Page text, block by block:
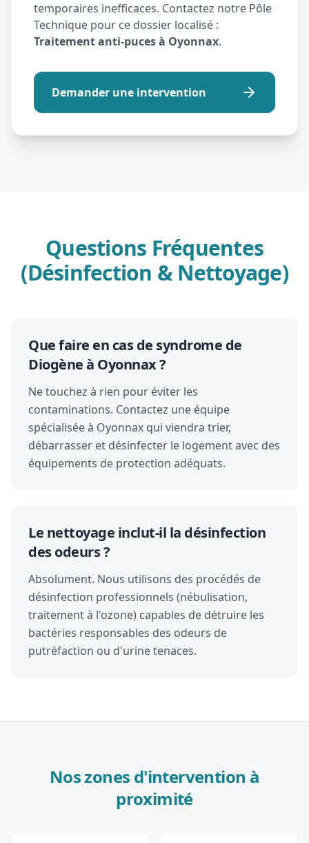
temporaires inefficaces. Contactez notre Pôle
Technique pour ce dossier localisé :
Traitement anti-puces à Oyonnax.
Demander une intervention
Questions Fréquentes
(Désinfection & Nettoyage)
Que faire en cas de syndrome de
Diogène à Oyonnax ?
Ne touchez à rien pour éviter les
contaminations. Contactez une équipe
spécialisée à Oyonnax qui viendra trier,
débarrasser et désinfecter le logement avec des
équipements de protection adéquats.
Le nettoyage inclut-il la désinfection
des odeurs ?
Absolument. Nous utilisons des procédés de
désinfection professionnels (nébulisation,
traitement à l'ozone) capables de détruire les
bactéries responsables des odeurs de
putréfaction ou d'urine tenaces.
Nos zones d'intervention à
proximité